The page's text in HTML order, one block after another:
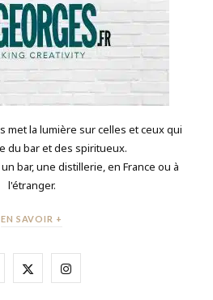
met la lumière sur celles et ceux qui
du bar et des spiritueux.
bar, une distillerie, en France ou à
l'étranger.
EN SAVOIR +
X I